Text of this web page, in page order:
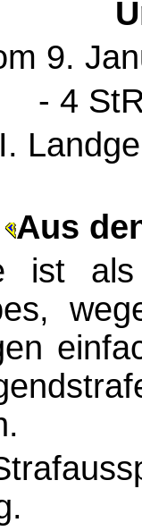
9.
- 4
I.
Aus
ist als